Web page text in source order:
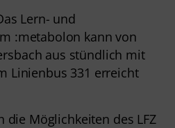
Lern- und
:metabolon kann von
aus stündlich mit
Linienbus 331 erreicht
die Möglichkeiten des LFZ